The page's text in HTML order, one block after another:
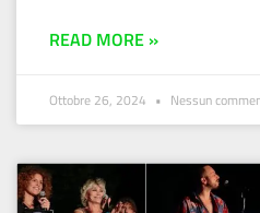
READ MORE »
Ottobre 26, 2024 Nessun